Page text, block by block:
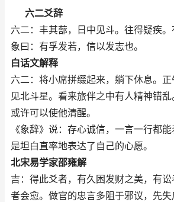
六二爻辞
六二：丰其蔀，日中见斗。往得疑疾。
象曰：有孚发若，信以发志也。
白话文解释
六二：将小席拼缀起来，躺下休息。
见北斗星。看来旅伴之中有人精神错乱
或许可以使他清醒。
《象辞》说：存心诚信，一言一行都
是坦白直率地表达了自己的心愿。
北宋易学家邵雍解
吉：得此爻者，有久困发财之美，有
者会愈。做官的忠言多阻于邪议，先失